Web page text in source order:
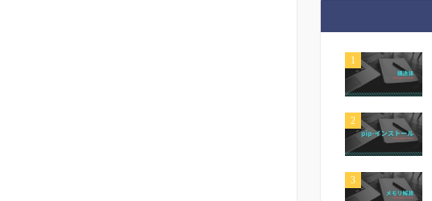
1
2
3